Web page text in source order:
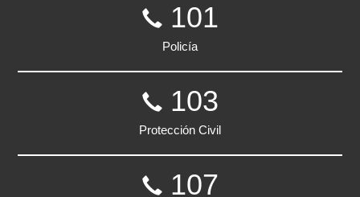
101
Policía
103
Protección Civil
107